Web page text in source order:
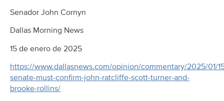
Senador John Cornyn
Dallas Morning News
15 de enero de 2025
https://www.dallasnews.com/opinion/commentary/2025/01/
senate-must-confirm-john-ratcliffe-scott-turner-and-
brooke-rollins/